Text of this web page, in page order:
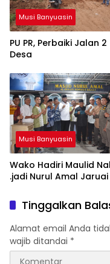
Musi Banyuasin
PU PR, Perbaiki Jalan 2
Desa
Musi Banyuasin
Wako Hadiri Maulid
.jadi Nurul Amal Jaruai
Tinggalkan
Alamat email Anda
wajib ditandai *